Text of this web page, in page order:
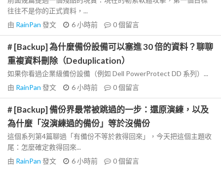
往往不是你的正式資料，...
由 RainPan 發文 6 小時前 0個留言
# [Backup] 為什麼備份設備可以塞進 30 倍的資料？聊聊
重複資料刪除（Deduplication）
如果你看過企業級備份設備（例如 Dell PowerProtect DD 系列）...
由 RainPan 發文 6 小時前 0個留言
# [Backup] 備份界最常被跳過的一步：還原演練，以及
為什麼「沒演練過的備份」等於沒備份
這個系列第4篇聊過「有備份不等於救得回來」，今天把這個主題收
尾：怎麼確定救得回來...
由 RainPan 發文 6 小時前 0個留言